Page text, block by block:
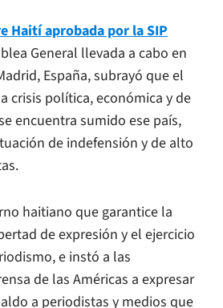
Haití aprobada por la SIP
General llevada a cabo en
España, subrayó que el
crisis política, económica y de
encuentra sumido ese país,
de indefensión y de alto
haitiano que garantice la
de expresión y el ejercicio
e instó a las
de las Américas a expresar
a periodistas y medios que